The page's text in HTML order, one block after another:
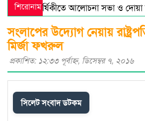
শিরোনাম
মৃত্যুবার্ষিকীতে আলোচনা সভা ও দোয়া
স্বর্ণের দামে বড় লাফ
যেসব
সংলাপের উদ্যোগ নেয়ায়
মির্জা ফখরুল
প্রকাশিত: ১২:৩৩ পূর্বাহ্ণ, ডিসেম্বর ৭, ২০১৬
সিলেট সংবাদ ডটকম